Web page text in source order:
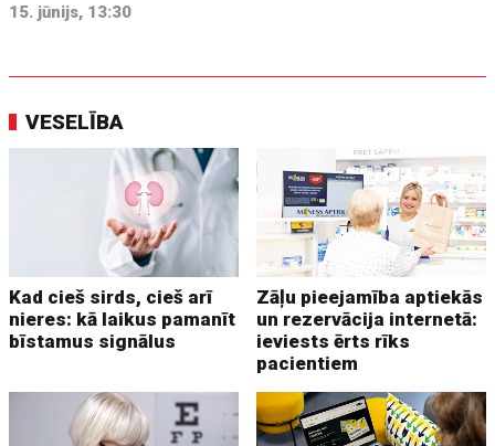
15. jūnijs, 13:30
VESELĪBA
Kad cieš sirds, cieš arī
nieres: kā laikus pamanīt
bīstamus signālus
Zāļu pieejamība aptiekās
un rezervācija internetā:
ieviests ērts rīks
pacientiem